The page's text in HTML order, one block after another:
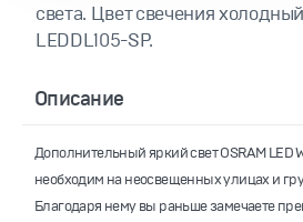
света. Цвет свечения
LEDDL105-SP.
Описание
Дополнительный яркий свет OSRAM LED
необходим на неосвещенных улицах и
Благодаря нему вы раньше замечаете